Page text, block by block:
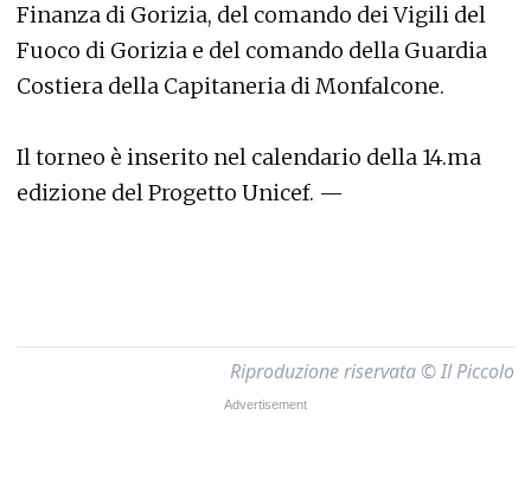
Finanza di Gorizia, del comando dei Vigili del
Fuoco di Gorizia e del comando della Guardia
Costiera della Capitaneria di Monfalcone.
Il torneo è inserito nel calendario della 14.ma
edizione del Progetto Unicef. —
Riproduzione riservata © Il Piccolo